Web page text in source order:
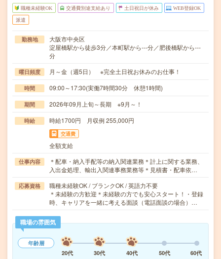
職種未経験OK 交通費別途支給あり 土日祝日が休み WEB登録OK
派遣
勤務地
大阪市中央区
淀屋橋駅から徒歩3分／本町駅から---分／肥後橋駅から---
分
曜日頻度 月～金（週5日） ※完全土日祝お休みのお仕事！
時間 09:00～17:30(実働7時間30分 休憩1時間)
期間 2026年09月上旬～長期 ※9月～！
時給 時給1700円 月収例 255,000円
交通費
全額支給
仕事内容
＊配車・納入手配等の納入関連業務＊計上に関する業務、
入出金処理、輸出入関連事務業務等＊見積書・配車依…
応募資格
職種未経験OK / ブランクOK / 英語力不要
＊未経験の方歓迎＊未経験の方でも安心スタート！・登録
時、キャリアを一緒に考える面談（電話面談の場合）…
職場の雰囲気
年齢層
20代
30代 40代 50代
60代